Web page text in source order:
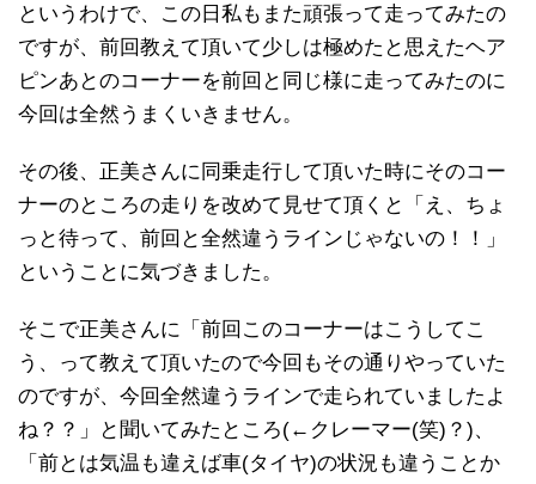
というわけで、この日私もまた頑張って走ってみたの
ですが、前回教えて頂いて少しは極めたと思えたヘア
ピンあとのコーナーを前回と同じ様に走ってみたのに
今回は全然うまくいきません。
その後、正美さんに同乗走行して頂いた時にそのコー
ナーのところの走りを改めて見せて頂くと「え、ちょ
っと待って、前回と全然違うラインじゃないの！！」
ということに気づきました。
そこで正美さんに「前回このコーナーはこうしてこ
う、って教えて頂いたので今回もその通りやっていた
のですが、今回全然違うラインで走られていましたよ
ね？？」と聞いてみたところ(←クレーマー(笑)？)、
「前とは気温も違えば車(タイヤ)の状況も違うことか